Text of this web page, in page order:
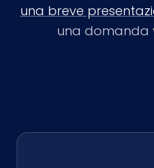
una breve
una domanda